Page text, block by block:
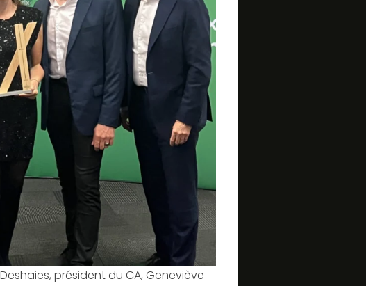
président du CA, Geneviève